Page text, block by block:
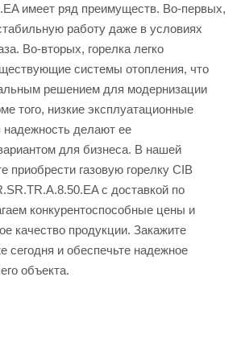
имеет ряд преимуществ. Во-первых,
работу даже в условиях
Во-вторых, горелка легко
системы отопления, что
решением для модернизации
того, низкие эксплуатационные
делают ее
для бизнеса. В нашей
приобрести газовую горелку CIB
с доставкой по
конкурентоспособные цены и
качество продукции. Закажите
сегодня и обеспечьте надежное
объекта.